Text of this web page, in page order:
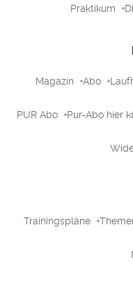
Praktikum
Magazin Abo
PUR Abo Pur-Abo hier
Trainingspläne